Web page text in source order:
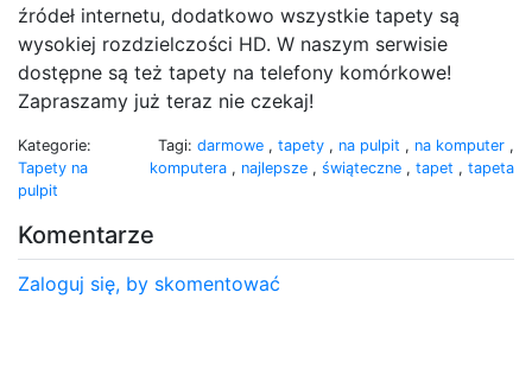
źródeł internetu, dodatkowo wszystkie tapety są
wysokiej rozdzielczości HD. W naszym serwisie
dostępne są też tapety na telefony komórkowe!
Zapraszamy już teraz nie czekaj!
Kategorie:
Tapety na
pulpit
Tagi: darmowe , tapety , na pulpit , na komputer ,
komputera , najlepsze , świąteczne , tapet , tapeta
Komentarze
Zaloguj się, by skomentować